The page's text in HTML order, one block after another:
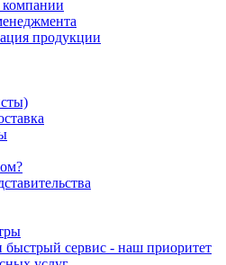
продукции
быстрый сервис - наш приоритет